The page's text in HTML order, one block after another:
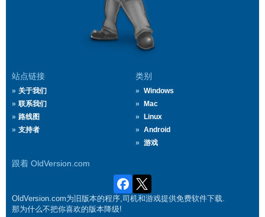
站点链接
关于我们
联系我们
路线图
支持者
类别
Windows
Mac
Linux
Android
游戏
跟着 OldVersion.com
OldVersion.com为旧版本的程序,司机和游戏提供免费软件下载.
那为什么不把你喜欢的版本降级!